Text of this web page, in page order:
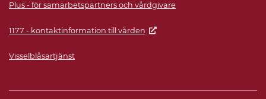
Plus - för samarbetspartners och vårdgivare
1177 - kontaktinformation till vården
Visselblåsartjänst